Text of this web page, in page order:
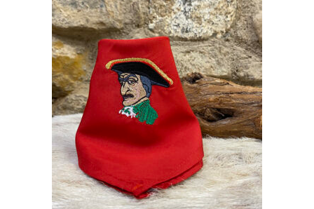
20,00€
AÑADIR AL CARRITO